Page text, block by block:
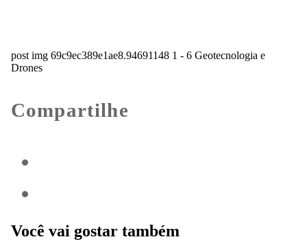
post img 69c9ec389e1ae8.94691148 1 - 6 Geotecnologia e
Drones
Compartilhe
Você vai gostar também